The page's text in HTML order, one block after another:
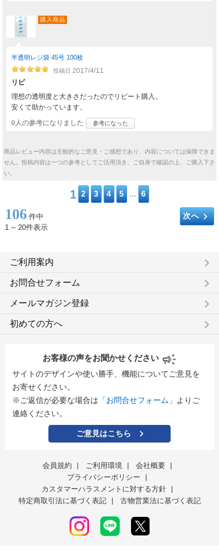
購入商品
半透明レジ袋 45号 100枚
投稿日 2017/4/11
リピ
理想の透明度と大きさだったのでリピート購入。
安くて助かっています。
0人の参考になりました 参考になった
商品レビュー内容は主観的なご意見・ご感想であり、内容については保障できま
せん。投稿内容は一つの参考としてご活用頂き、ご自身で確認の上、ご購入下さ
い。
1 2 3 4 5 … 6
106 件中
1 ～ 20件表示
次へkeyboard_arrow_right
ご利用案内 keyboard_arrow_right
お問合せフォーム keyboard_arrow_right
メールマガジン登録 keyboard_arrow_right
初めての方へ keyboard_arrow_right
お客様の声をお聞かせください
サイトのデザインや使い勝手、機能についてご意見を
お寄せください。
※ご返信が必要な場合は 「お問合せフォーム」
よりご
連絡ください。
ご意見はこちら
会員規約 | ご利用環境 | 会社概要
|
プライバシーポリシー
|
カスタマーハラスメントに対する方針
|
特定商取引法に基づく表記
| 古物営業法に基づく表記